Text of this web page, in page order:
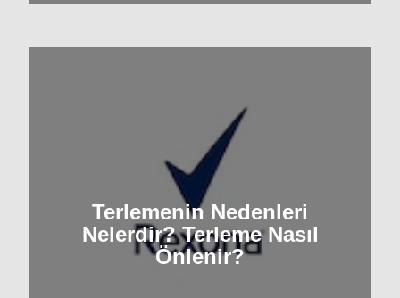
Terlemenin Nedenleri
Nelerdir? Terleme Nasıl
Önlenir?